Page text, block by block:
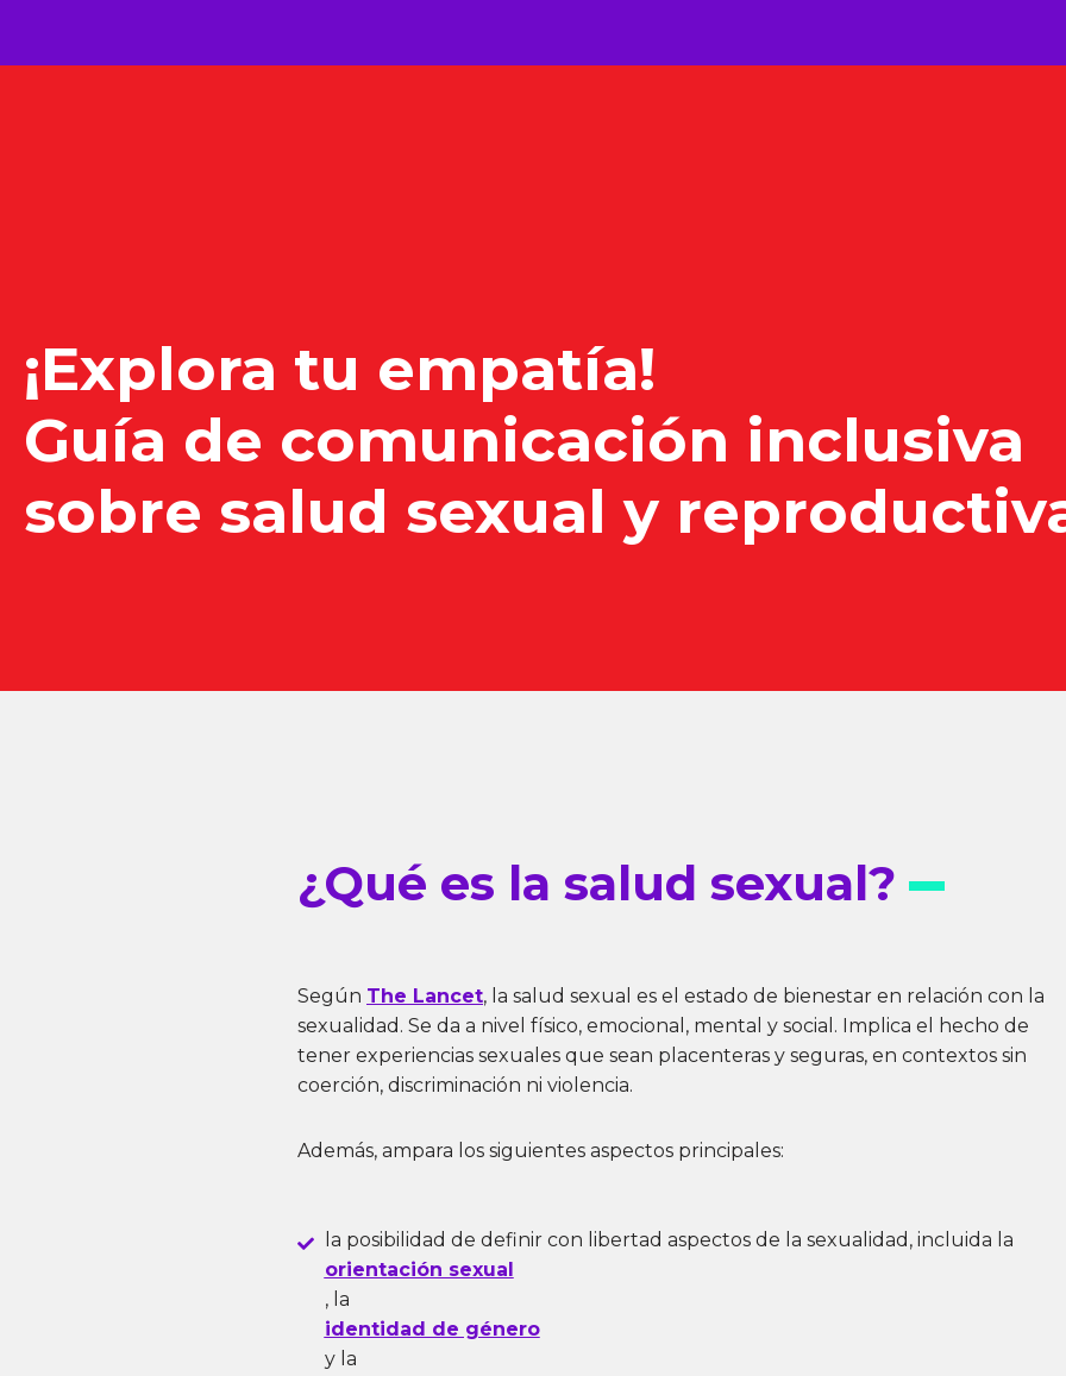
Saltar
¡Explora tu empatía!
Guía de comunicación inclusiva
sobre salud sexual y
¿Qué es la salud sexual?
Según The Lancet, la salud sexual es el estado de bienestar en relación con la
sexualidad. Se da a nivel físico, emocional, mental y social. Implica el hecho de
tener experiencias sexuales que sean placenteras y seguras, en contextos sin
coerción, discriminación ni violencia.
Además, ampara los siguientes aspectos principales:
la posibilidad de definir con libertad aspectos de la sexualidad, incluida la
orientación sexual
, la
identidad de género
y la